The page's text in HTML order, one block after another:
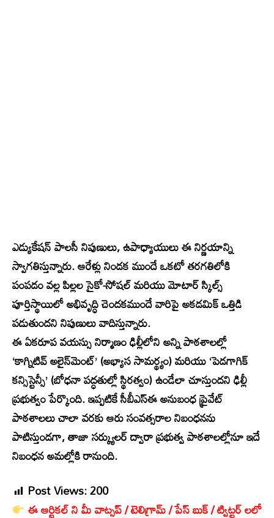
ఎడ్యుకేషన్ పాలసీ నిపుణులు, ఉపాధ్యాయులు ఈ నిర్ణయాన్ని
స్వాగతిస్తున్నారు. ఆరేళ్లు నిండక ముందే ఒకటో తరగతిలోకి
పంపడం వల్ల పిల్లల సైకో-సోషల్ మరియు మోటార్ స్కిల్స్
పూర్తిస్థాయిలో అభివృద్ధి చెందకముందే వారిపై అకడమిక్ ఒత్తిడి
పడుతుందని నిపుణులు వాదిస్తున్నారు.
ఈ ఏకరూప వయస్సు నిర్మాణం ఢిల్లీలోని అన్ని పాఠశాలల్లో
‘కాగ్నిటివ్ అలైన్‌మెంట్’ (అభ్యాస సామర్థ్యం) మరియు ‘పెడగాగిక్
కన్సిస్టెన్సీ’ (బోధనా పద్ధతుల్లో స్థిరత్వం) ఉండేలా చూస్తుందని ఢిల్లీ
ప్రభుత్వం పేర్కొంది. ఇప్పటికే సీబీఎస్‌ఈ అనుబంధ ప్రైవేట్
పాఠశాలలు చాలా వరకు ఆరు సంవత్సరాల నిబంధనను
పాటిస్తుండగా, తాజా సర్క్యులర్ ద్వారా ప్రభుత్వ పాఠశాలల్లోనూ ఇదే
నిబంధన అమల్లోకి రానుంది.
Post Views:200
ఈ ఆర్టికల్ ని మీ వాట్సప్ / టెలిగ్రామ్ / పేస్ బుక్ / ట్విట్టర్ లలో